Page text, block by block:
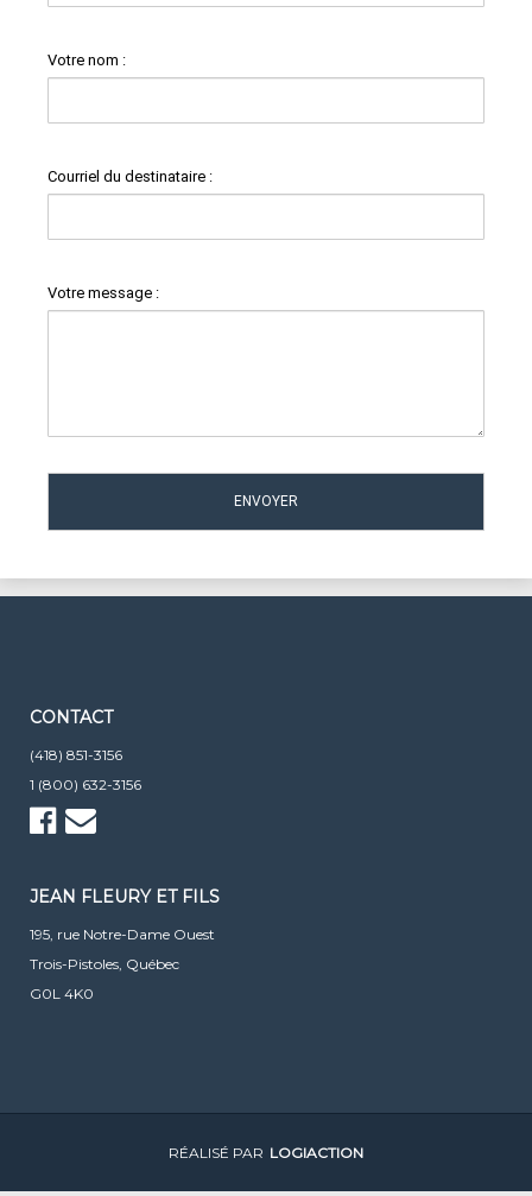
Votre nom :
Courriel du destinataire :
Votre message :
CONTACT
(418) 851-3156
1 (800) 632-3156
JEAN FLEURY ET FILS
195, rue Notre-Dame Ouest
Trois-Pistoles, Québec
G0L 4K0
RÉALISÉ PAR LOGIACTION